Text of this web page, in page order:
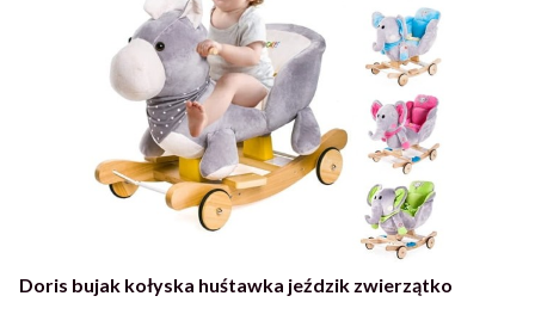
Doris bujak kołyska huśtawka jeździk zwierzątko